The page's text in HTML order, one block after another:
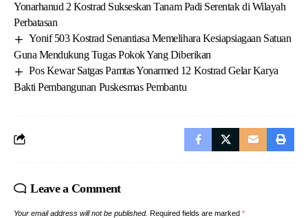
Yonarhanud 2 Kostrad Sukseskan Tanam Padi Serentak di Wilayah
Perbatasan
Yonif 503 Kostrad Senantiasa Memelihara Kesiapsiagaan Satuan
Guna Mendukung Tugas Pokok Yang Diberikan
Pos Kewar Satgas Pamtas Yonarmed 12 Kostrad Gelar Karya
Bakti Pembangunan Puskesmas Pembantu
Leave a Comment
Your email address will not be published. Required fields are marked *